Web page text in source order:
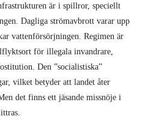
är i spillror, speciellt
Dagliga strömavbrott varar upp
vattenförsörjningen. Regimen är
för illegala invandrare,
Den ”socialistiska”
vilket betyder att landet åter
det finns ett jäsande missnöje i